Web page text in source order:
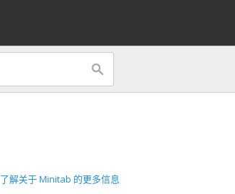
了解关于 Minitab 的更多信息